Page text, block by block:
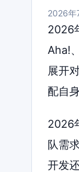
2026年
2026
Aha!
展开
配自
2026
队需
开发